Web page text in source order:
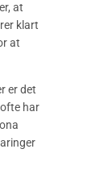
at
klart
at
er det
har